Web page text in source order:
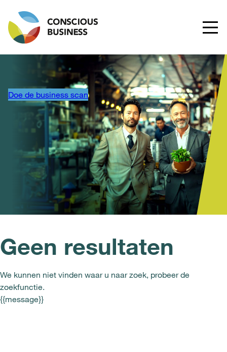
Doe de business scan
Geen resultaten
We kunnen niet vinden waar u naar zoek, probeer de
zoekfunctie.
{{message}}